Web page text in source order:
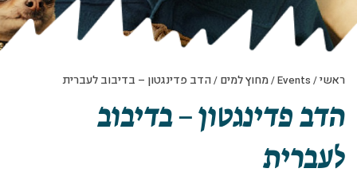
ראשי/
Events
/מחוץ למים /הדב פדינגטון – בדיבוב לעברית
הדב פדינגטון – בדיבוב
לעברית